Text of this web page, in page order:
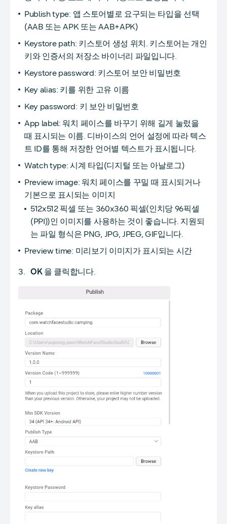
Publish type: 앱 스토어별로 요구되는 타입을 선택
(AAB 또는 APK 또는 AAB+APK)
Keystore path: 키스토어 생성 위치. 키스토어는 개인
키와 인증서의 저장소 바이너리 파일입니다.
Keystore password: 키스토어 보안 비밀번호
Key alias: 키를 위한 고유 이름
Key password: 키 보안 비밀번호
App label: 워치 페이스를 바꾸기 위해 길게 눌렀을
때 표시되는 이름. 디바이스의 언어 설정에 따라 텍스
트 ID를 통해 저장한 언어별 텍스트가 표시됩니다.
Watch type: 시계 타입(디지털 또는 아날로그)
Preview image: 워치 페이스를 꾸밀 때 표시되거나
기본으로 표시되는 이미지
512x512 픽셀 또는 360x360 픽셀(인치당 96픽셀
(PPI))인 이미지를 사용하는 것이 좋습니다. 지원되
는 파일 형식은 PNG, JPG, JPEG, GIF입니다.
Preview time: 미리보기 이미지가 표시되는 시간
OK을 클릭합니다.